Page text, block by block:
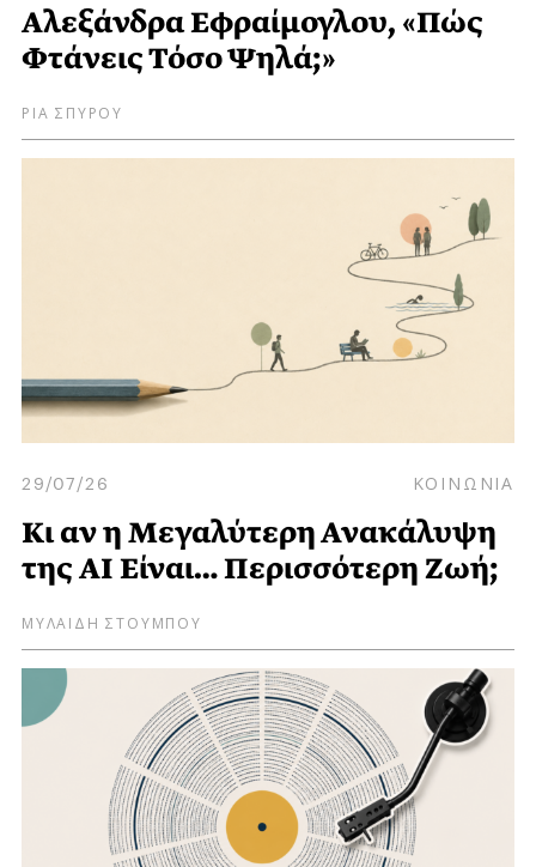
Αλεξάνδρα Εφραίμογλου, «Πώς
Φτάνεις Τόσο Ψηλά;»
ΡΙΑ ΣΠΥΡΟΥ
29/07/26 ΚΟΙΝΩΝΙΑ
Κι αν η Μεγαλύτερη Ανακάλυψη
της AI Είναι… Περισσότερη Ζωή;
ΜΥΛΑΙΔΗ ΣΤΟΥΜΠΟΥ